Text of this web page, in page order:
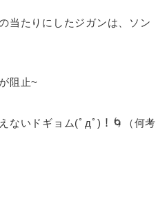
当たりにしたジガンは、ソン
阻止~
ないドギョム(ﾟдﾟ)！🌀（何考